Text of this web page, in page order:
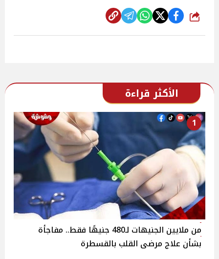
شارك
الأكثر قراءة
1
من ملايين الجنيهات لـ480 جنيهًا فقط.. مفاجأة
بشأن علاج مرضى القلب بالقسطرة